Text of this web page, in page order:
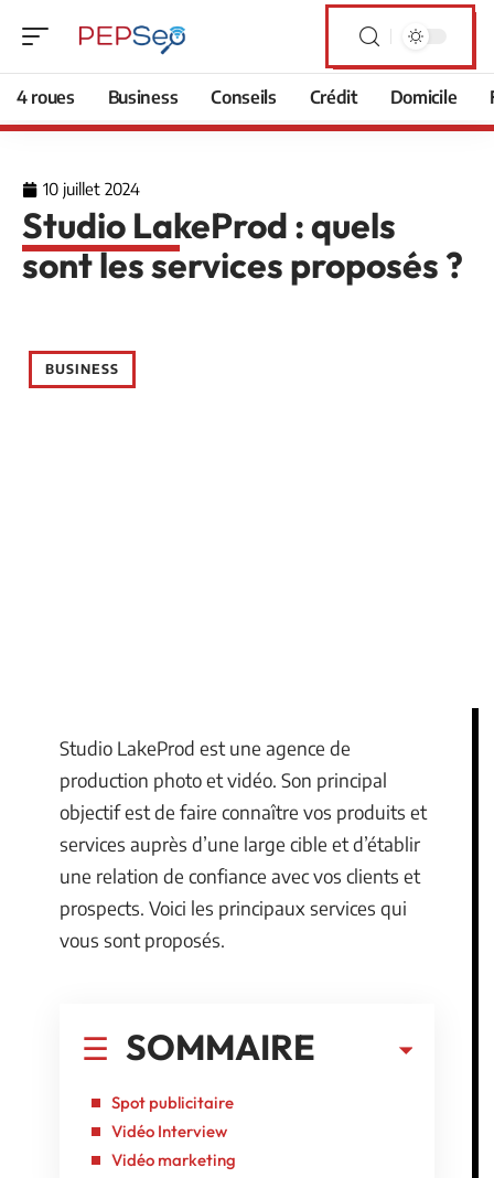
4 roues Business Conseils Crédit Domicile
10 juillet 2024
Studio LakeProd : quels
sont les services proposés ?
BUSINESS
Studio LakeProd est une agence de
production photo et vidéo. Son principal
objectif est de faire connaître vos produits et
services auprès d’une large cible et d’établir
une relation de confiance avec vos clients et
prospects. Voici les principaux services qui
vous sont proposés.
SOMMAIRE
Spot publicitaire
Vidéo Interview
Vidéo marketing